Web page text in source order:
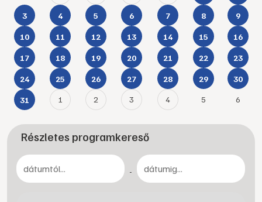
3 4 5 6 7 8 9
10 11 12 13 14 15 16
17 18 19 20 21 22 23
24 25 26 27 28 29 30
31 1 2 3 4 5 6
Részletes programkereső
-